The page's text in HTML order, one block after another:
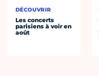
DÉCOUVRIR
Les concerts
parisiens à voir en
août